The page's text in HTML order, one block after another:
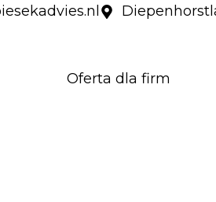
Oferta dla firm